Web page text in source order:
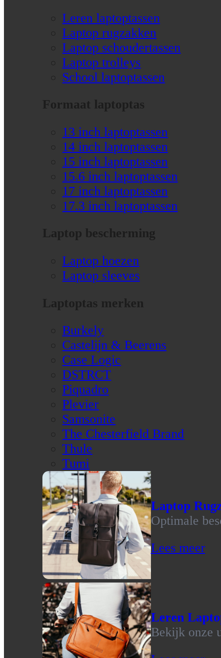
Leren laptoptassen
Laptop rugzakken
Laptop schoudertassen
Laptop trolleys
School laptoptassen
Formaat laptoptas
13 inch laptoptassen
14 inch laptoptassen
15 inch laptoptassen
15.6 inch laptoptassen
17 inch laptoptassen
17.3 inch laptoptassen
Laptop bescherming
Laptop hoezen
Laptop sleeves
Laptoptas merken
Burkely
Castelijn & Beerens
Case Logic
DSTRCT
Piquadro
Plevier
Samsonite
The Chesterfield Brand
Thule
Tumi
Laptop
Optimale
Lees meer
Leren
Bekijk onze